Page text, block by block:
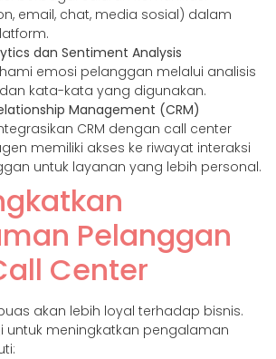
email, chat, media sosial) dalam
dan Sentiment Analysis
emosi pelanggan melalui analisis
kata-kata yang digunakan.
Management (CRM)
CRM dengan call center
memiliki akses ke riwayat interaksi
untuk layanan yang lebih personal.
Pelanggan
Center
akan lebih loyal terhadap bisnis.
untuk meningkatkan pengalaman